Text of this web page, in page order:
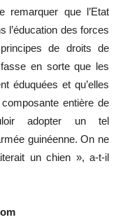
remarquer que l’Etat
l’éducation des forces
de droits de
en sorte que les
éduquées et qu’elles
entière de
adopter un tel
guinéenne. On ne
un chien », a-t-il